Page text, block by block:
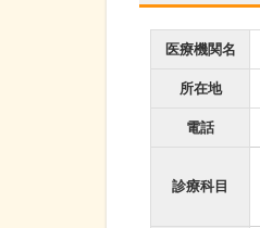
医療機関名
所在地
電話
診療科目